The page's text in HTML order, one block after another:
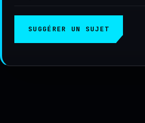
SUGGÉRER UN SUJET